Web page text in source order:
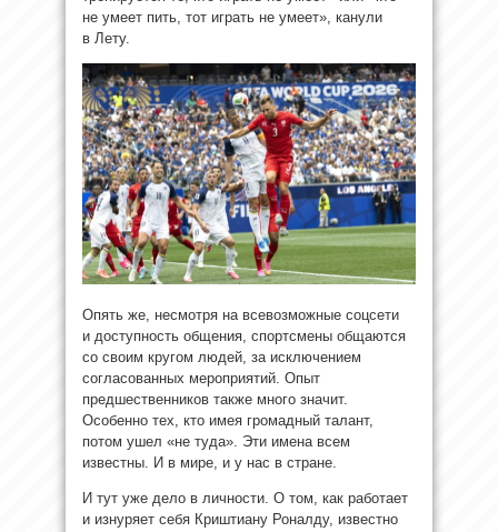
не умеет пить, тот играть не умеет», канули
в Лету.
Опять же, несмотря на всевозможные соцсети
и доступность общения, спортсмены общаются
со своим кругом людей, за исключением
согласованных мероприятий. Опыт
предшественников также много значит.
Особенно тех, кто имея громадный талант,
потом ушел «не туда». Эти имена всем
известны. И в мире, и у нас в стране.
И тут уже дело в личности. О том, как работает
и изнуряет себя Криштиану Роналду, известно